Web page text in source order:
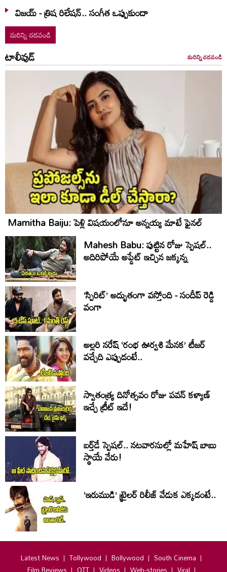
విజయ్ - త్రిష రిలేషన్.. సంగీత ఒప్పుకుందా
మరిన్ని చదవండి
టాలీవుడ్ మరిన్ని చదవండి
Mamitha Baiju: పెళ్లి విషయంలోనూ అన్నయ్య మాటే ఫైనల్‌
Mahesh Babu: పుట్టిన రోజు స్పెషల్..
అదిరిపోయే అప్డేట్ ఇచ్చిన జక్కన్న
‘స్పిరిట్’ అద్భుతంగా వస్తోంది - సందీప్ రెడ్డి
వంగా
అల్లరి నరేష్ ‘రంభ ఊర్వశి మేనక’ టీజర్
వచ్చేది ఎప్పుడంటే..
స్వాతంత్య్ర దినోత్సవం రోజు పవన్ కళ్యాణ్
ఇచ్చే ట్రీట్ ఇదే!
బర్త్‌‌డే స్పెషల్.. నటవారసుల్లో మహేష్ బాబు
స్థాయే వేరు!
‘ఇరుముడి’ ట్రైలర్ రిలీజ్ వేడుక ఎక్కడంటే..
Latest News Tollywood Bollywood
South Cinema